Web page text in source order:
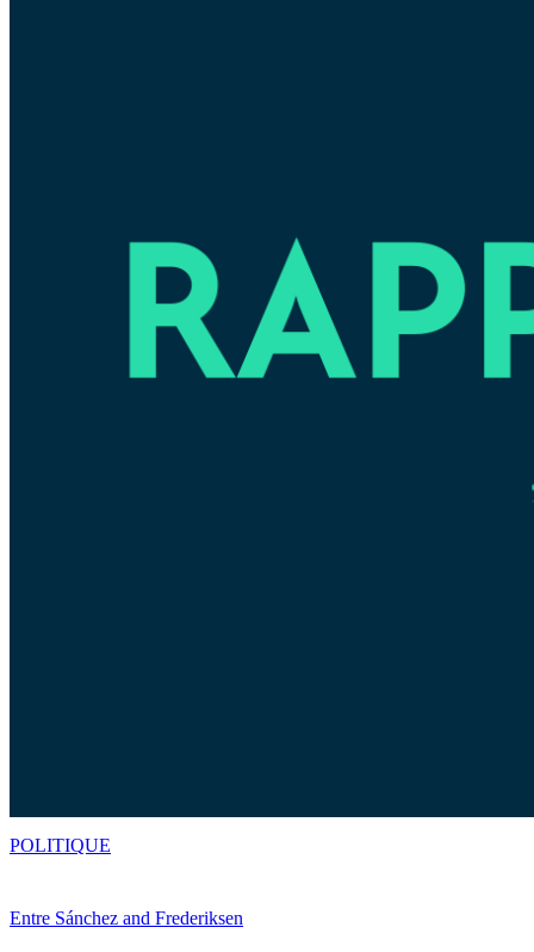
Entre Sánchez and Frederiksen
POLITIQUE